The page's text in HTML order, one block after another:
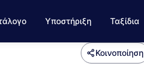
Υποστήριξη Ταξίδια
Κοινοποίηση